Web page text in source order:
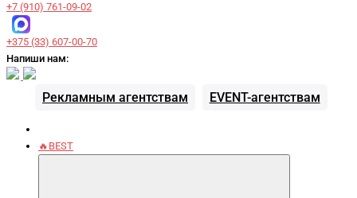
+7 (910) 761-09-02
+375 (33) 607-00-70
Напиши нам:
Рекламным агентствам EVENT-агентствам
🔥BEST